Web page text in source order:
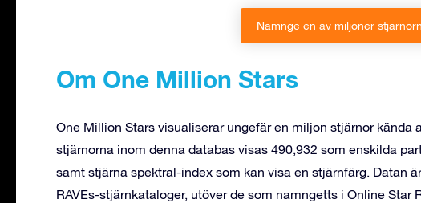
Namnge en av miljoner
Om One Million Stars
One Million Stars visualiserar ungefär en miljon stjärnor kända
stjärnorna inom denna databas visas 490,932 som enskilda
samt stjärna spektral-index som kan visa en stjärnfärg. Datan
RAVEs-stjärnkataloger, utöver de som namngetts i Online Star